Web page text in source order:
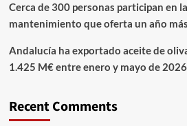
Cerca de 300 personas participan en
mantenimiento que oferta un año
Andalucía ha exportado aceite de
1.425 M€ entre enero y mayo de 2026
Recent Comments